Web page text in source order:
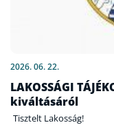
2026. 06. 22.
LAKOSSÁGI
kiváltásáról
Tisztelt Lakosság!